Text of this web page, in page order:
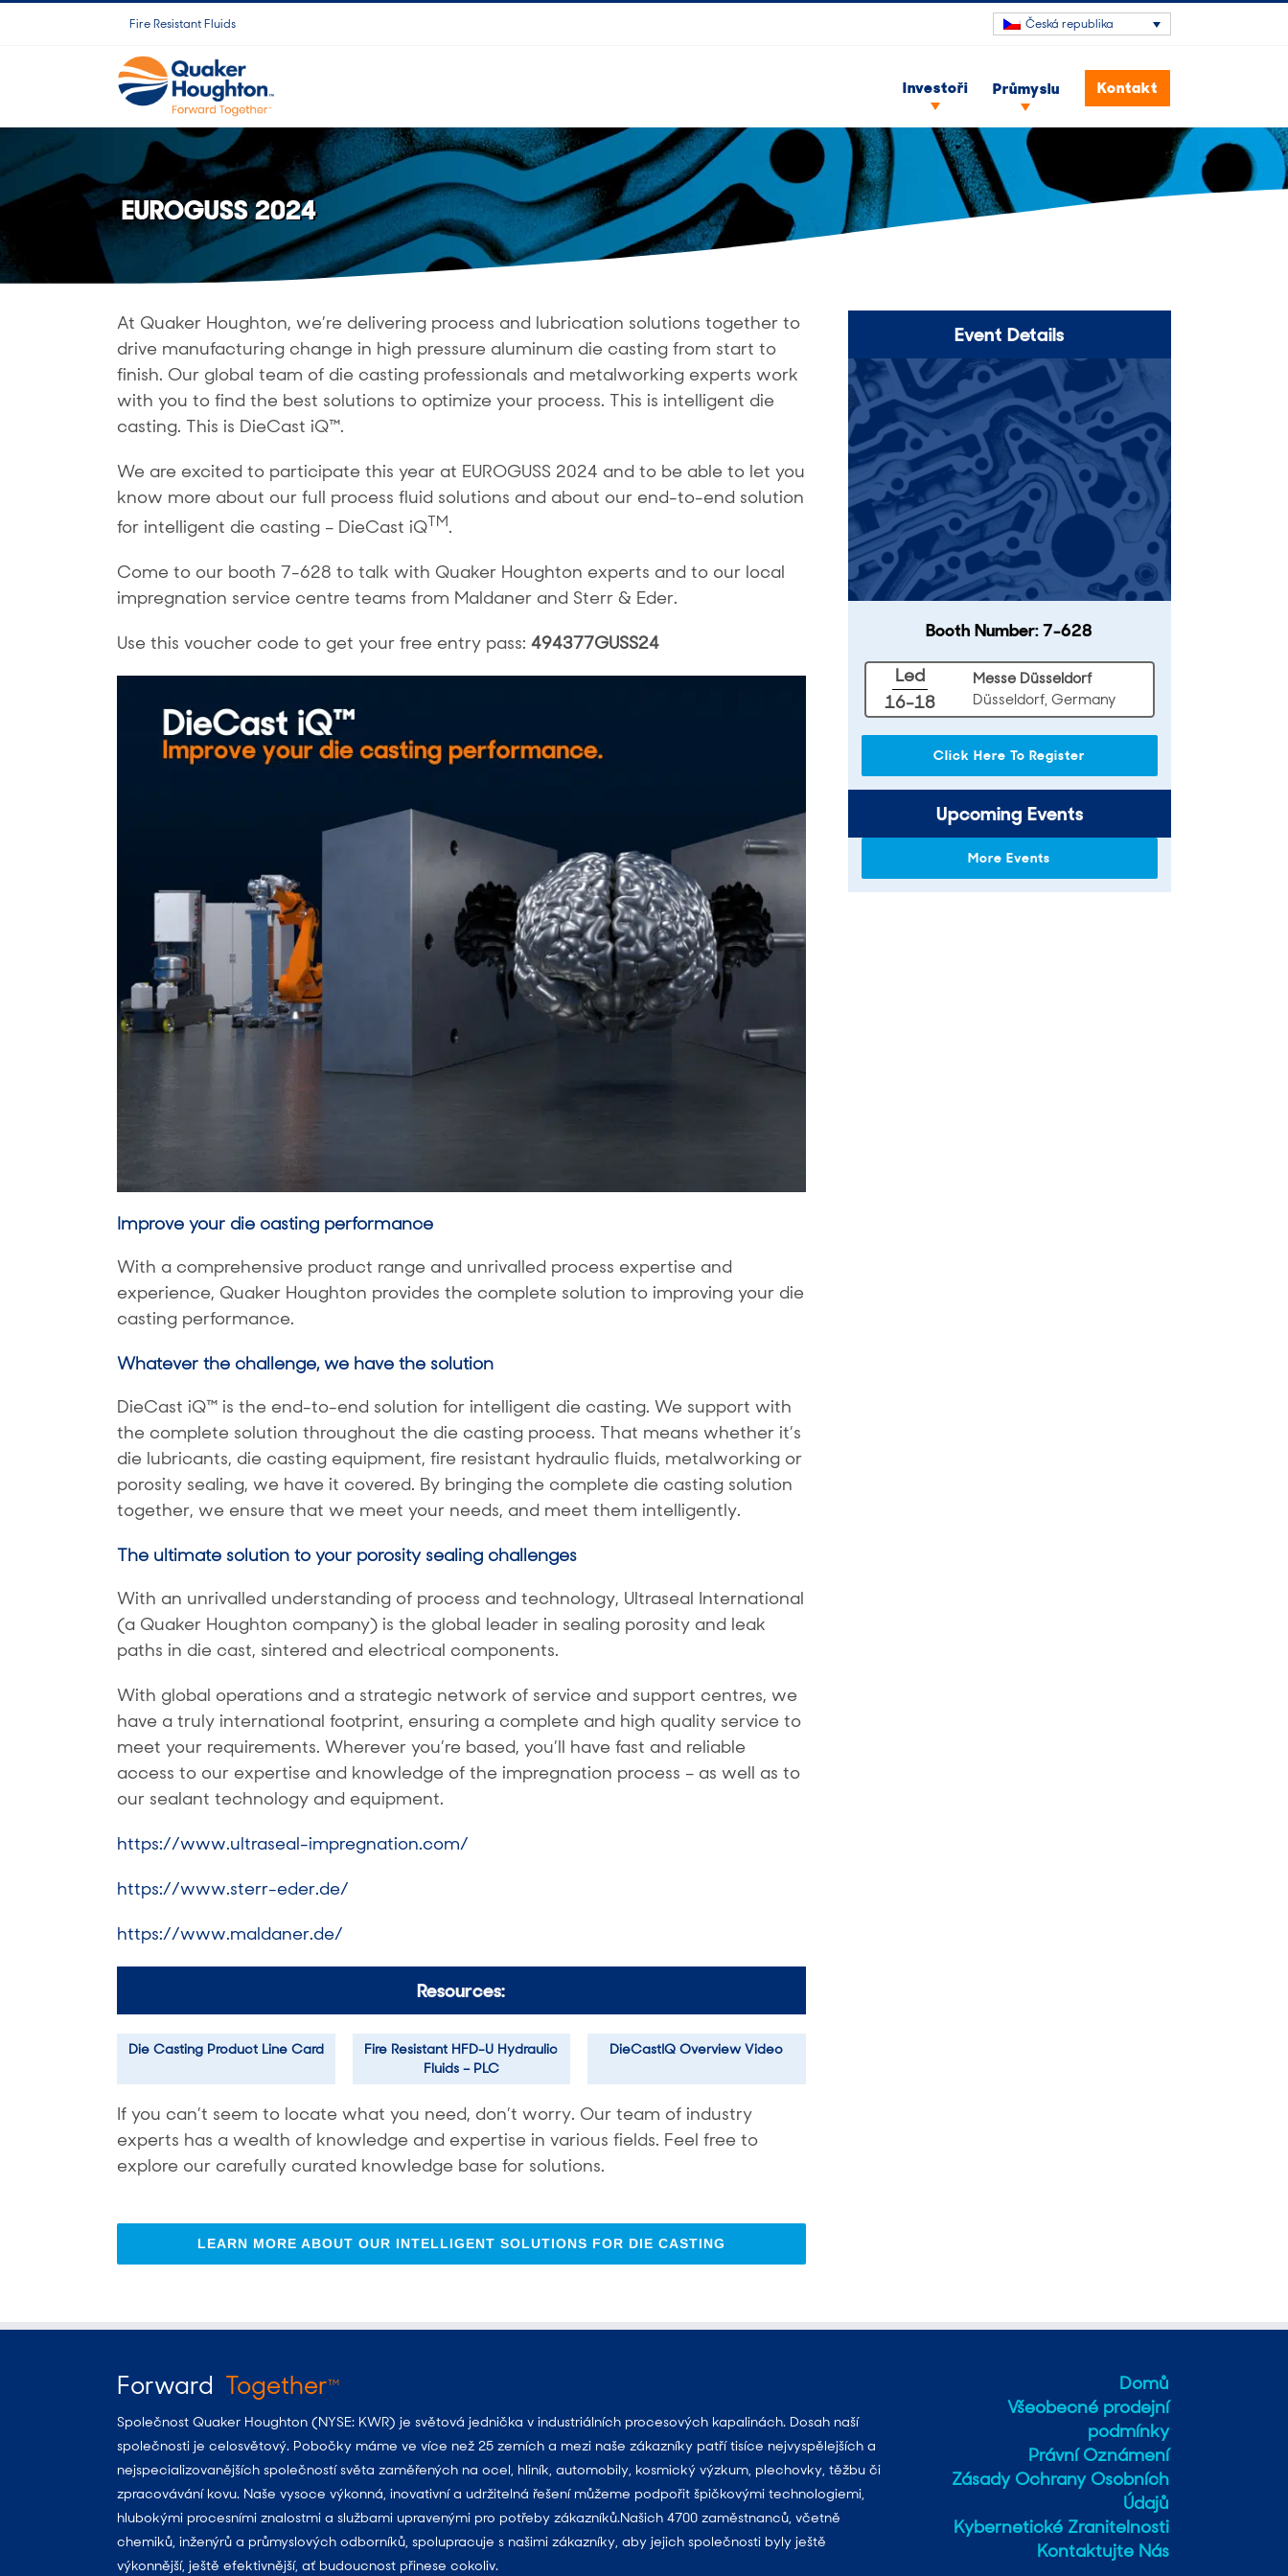
Fire Resistant Fluids Česká republika
Investoři Průmyslu Kontakt
EUROGUSS 2024
At Quaker Houghton, we’re delivering process and lubrication solutions together to
drive manufacturing change in high pressure aluminum die casting from start to
finish. Our global team of die casting professionals and metalworking experts work
with you to find the best solutions to optimize your process. This is intelligent die
casting. This is DieCast iQ™.
We are excited to participate this year at EUROGUSS 2024 and to be able to let you
know more about our full process fluid solutions and about our end-to-end solution
for intelligent die casting – DieCast iQTM.
Come to our booth 7-628 to talk with Quaker Houghton experts and to our local
impregnation service centre teams from Maldaner and Sterr & Eder.
Use this voucher code to get your free entry pass: 494377GUSS24
Improve your die casting performance
With a comprehensive product range and unrivalled process expertise and
experience, Quaker Houghton provides the complete solution to improving your die
casting performance.
Whatever the challenge, we have the solution
DieCast iQ™ is the end-to-end solution for intelligent die casting. We support with
the complete solution throughout the die casting process. That means whether it’s
die lubricants, die casting equipment, fire resistant hydraulic fluids, metalworking or
porosity sealing, we have it covered. By bringing the complete die casting solution
together, we ensure that we meet your needs, and meet them intelligently.
The ultimate solution to your porosity sealing challenges
With an unrivalled understanding of process and technology, Ultraseal International
(a Quaker Houghton company) is the global leader in sealing porosity and leak
paths in die cast, sintered and electrical components.
With global operations and a strategic network of service and support centres, we
have a truly international footprint, ensuring a complete and high quality service to
meet your requirements. Wherever you’re based, you’ll have fast and reliable
access to our expertise and knowledge of the impregnation process – as well as to
our sealant technology and equipment.
https://www.ultraseal-impregnation.com/
https://www.sterr-eder.de/
https://www.maldaner.de/
Resources:
Die Casting Product Line Card
Fire Resistant HFD-U Hydraulic
Fluids – PLC
DieCastIQ Overview Video
If you can’t seem to locate what you need, don’t worry. Our team of industry
experts has a wealth of knowledge and expertise in various fields. Feel free to
explore our carefully curated knowledge base for solutions.
LEARN MORE ABOUT OUR INTELLIGENT SOLUTIONS FOR DIE CASTING
Event Details
Booth Number: 7-628
Led
16-18
Messe Düsseldorf
Düsseldorf, Germany
Click Here To Register
Upcoming Events
More Events
Forward TogetherTM
Společnost Quaker Houghton (NYSE: KWR) je světová jednička v industriálních procesových kapalinách. Dosah naší
společnosti je celosvětový. Pobočky máme ve více než 25 zemích a mezi naše zákazníky patří tisíce nejvyspělejších a
nejspecializovanějších společností světa zaměřených na ocel, hliník, automobily, kosmický výzkum, plechovky, těžbu či
zpracovávání kovu. Naše vysoce výkonná, inovativní a udržitelná řešení můžeme podpořit špičkovými technologiemi,
hlubokými procesními znalostmi a službami upravenými pro potřeby zákazníků.Našich 4700 zaměstnanců, včetně
chemiků, inženýrů a průmyslových odborníků, spolupracuje s našimi zákazníky, aby jejich společnosti byly ještě
výkonnější, ještě efektivnější, ať budoucnost přinese cokoliv.
Domů
Všeobecné prodejní
podmínky
Právní Oznámení
Zásady Ochrany Osobních
Údajů
Kybernetické Zranitelnosti
Kontaktujte Nás